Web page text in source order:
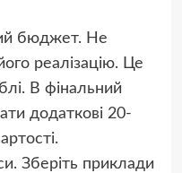
бюджет. Не
реалізацію. Це
В фінальний
додаткові 20-
Зберіть приклади